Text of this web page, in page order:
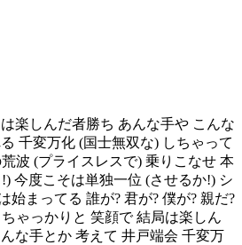
楽しんだ者勝ち あんな手や こんな
千変万化 (国士無双な) しちゃって
波 (プライスレスで) 乗りこなせ 本
今度こそは単独一位 (させるか!) シ
始まってる 誰が? 君が? 僕が? 親だ?
ゃっかりと 笑顔で 結局は楽しん
な手とか 考えて 井戸端会 千変万